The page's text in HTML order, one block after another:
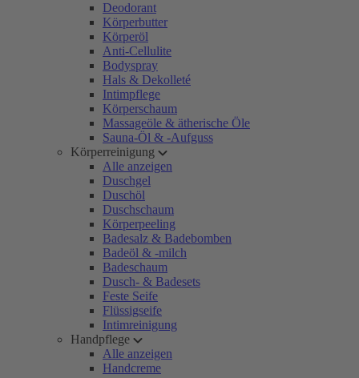
Deodorant
Körperbutter
Körperöl
Anti-Cellulite
Bodyspray
Hals & Dekolleté
Intimpflege
Körperschaum
Massageöle & ätherische Öle
Sauna-Öl & -Aufguss
Körperreinigung
Alle anzeigen
Duschgel
Duschöl
Duschschaum
Körperpeeling
Badesalz & Badebomben
Badeöl & -milch
Badeschaum
Dusch- & Badesets
Feste Seife
Flüssigseife
Intimreinigung
Handpflege
Alle anzeigen
Handcreme